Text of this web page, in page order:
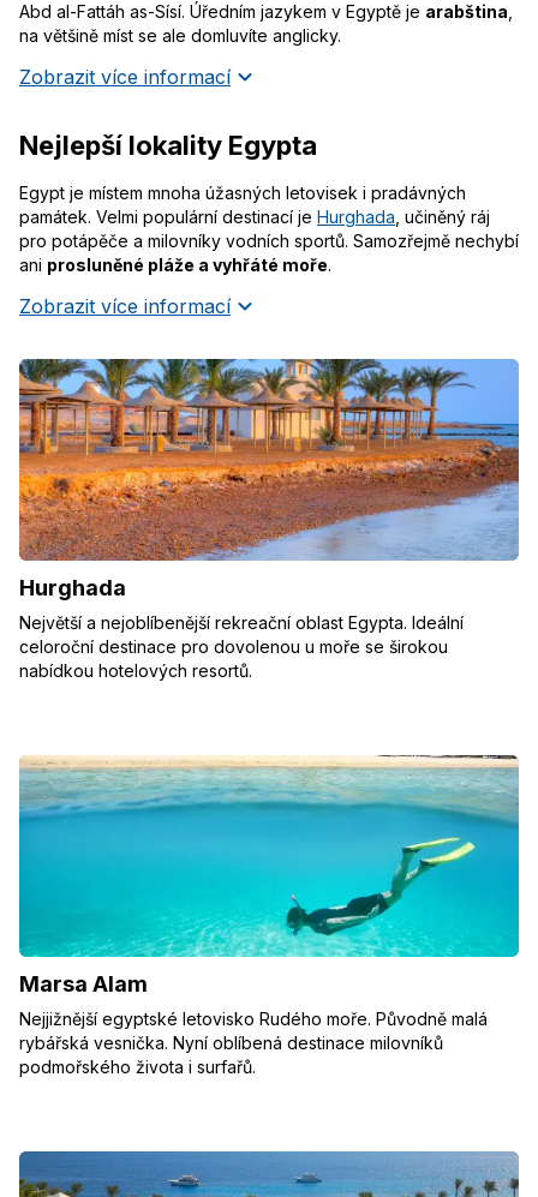
Abd al-Fattáh as-Sísí. Úředním jazykem v Egyptě je arabština
na většině míst se ale domluvíte anglicky.
Zobrazit více informací
Nejlepší lokality Egypta
Egypt je místem mnoha úžasných letovisek i pradávných
památek. Velmi populární destinací je Hurghada , učiněný ráj
pro potápěče a milovníky vodních sportů. Samozřejmě nechybí
ani prosluněné pláže a vyhřáté moře.
Zobrazit více informací
Hurghada
Největší a nejoblíbenější rekreační oblast Egypta. Ideální
celoroční destinace pro dovolenou u moře se širokou
nabídkou hotelových resortů.
Marsa Alam
Nejjižnější egyptské letovisko Rudého moře. Původně malá
rybářská vesnička. Nyní oblíbená destinace milovníků
podmořského života i surfařů.